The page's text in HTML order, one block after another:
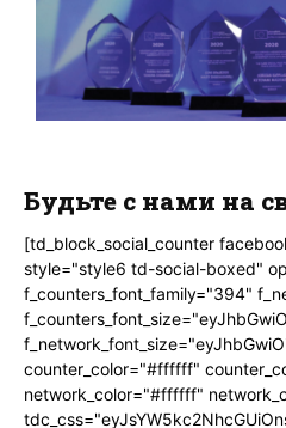
Будьте с нами на
[td_block_social_counter
style="style6 td-social-boxed"
f_counters_font_family="394"
counter_color="#ffffff"
network_color="#ffffff"